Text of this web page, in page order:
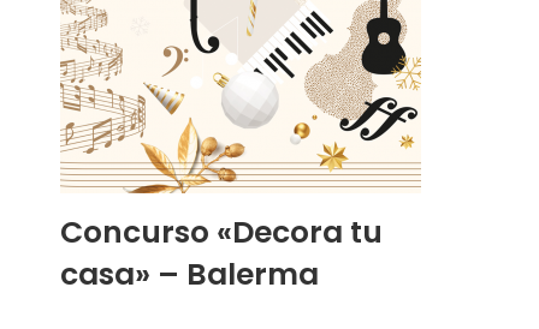
Concurso «Decora tu
casa» – Balerma